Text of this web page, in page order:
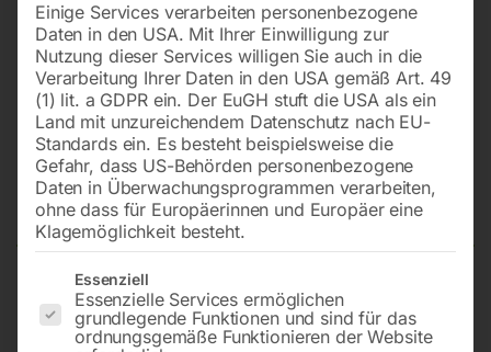
Rührstation
MIXER 50 SUPER
Einige Services verarbeiten personenbezogene
Daten in den USA. Mit Ihrer Einwilligung zur
Nutzung dieser Services willigen Sie auch in die
Verarbeitung Ihrer Daten in den USA gemäß Art. 49
(1) lit. a GDPR ein. Der EuGH stuft die USA als ein
Land mit unzureichendem Datenschutz nach EU-
Standards ein. Es besteht beispielsweise die
Gefahr, dass US-Behörden personenbezogene
Daten in Überwachungsprogrammen verarbeiten,
ohne dass für Europäerinnen und Europäer eine
Klagemöglichkeit besteht.
Es folgt eine Liste der Service-Gruppen, für die eine
Essenziell
Essenzielle Services ermöglichen
grundlegende Funktionen und sind für das
ordnungsgemäße Funktionieren der Website